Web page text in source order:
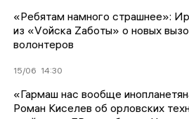
«Ребятам намного страшнее»:
из «Vойска Zаботы» о новых
волонтеров
15/06 14:30
«Гармаш нас вообще
Роман Киселев об орловских